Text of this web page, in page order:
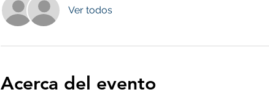
Ver todos
Acerca del evento